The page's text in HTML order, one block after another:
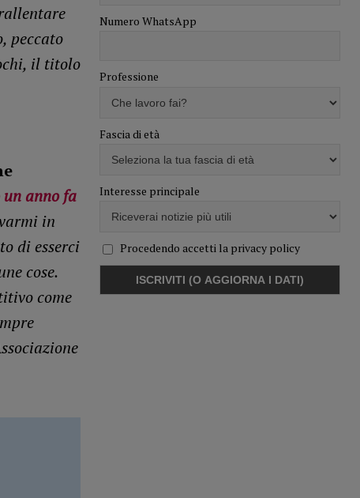
peccato
il titolo
un anno fa
in
di esserci
cose.
come
Numero WhatsApp
Professione
Fascia di età
Interesse principale
Procedendo accetti la privacy policy